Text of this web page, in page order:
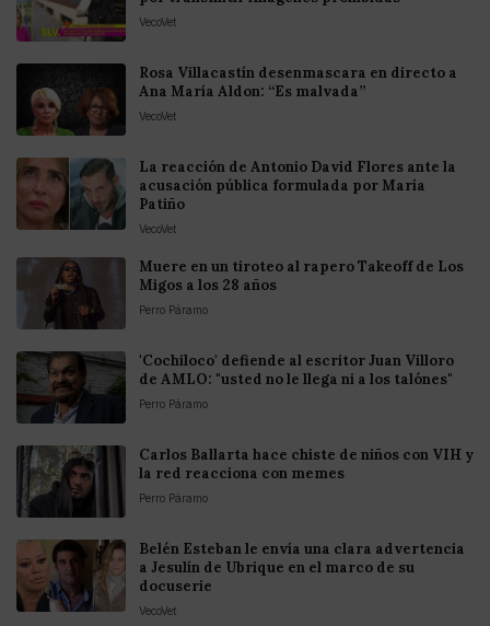
VecoVet
Rosa Villacastín desenmascara en directo a
Ana María Aldon: “Es malvada”
VecoVet
La reacción de Antonio David Flores ante la
acusación pública formulada por María
Patiño
VecoVet
Muere en un tiroteo al rapero Takeoff de Los
Migos a los 28 años
Perro Páramo
'Cochiloco' defiende al escritor Juan Villoro
de AMLO: "usted no le llega ni a los talónes"
Perro Páramo
Carlos Ballarta hace chiste de niños con VIH y
la red reacciona con memes
Perro Páramo
Belén Esteban le envía una clara advertencia
a Jesulín de Ubrique en el marco de su
docuserie
VecoVet